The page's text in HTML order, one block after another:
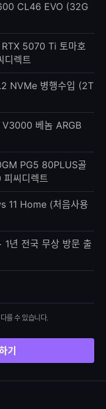
CL46 EVO (32G
5070 Ti 토마호
디렉트
NVMe 병행수입 (2T
V3000 베놈 ARGB
PG5 80PLUS골
씨디렉트
Home (처음사용
1년 전국 무상 방문 출
를 수 있습니다.
기